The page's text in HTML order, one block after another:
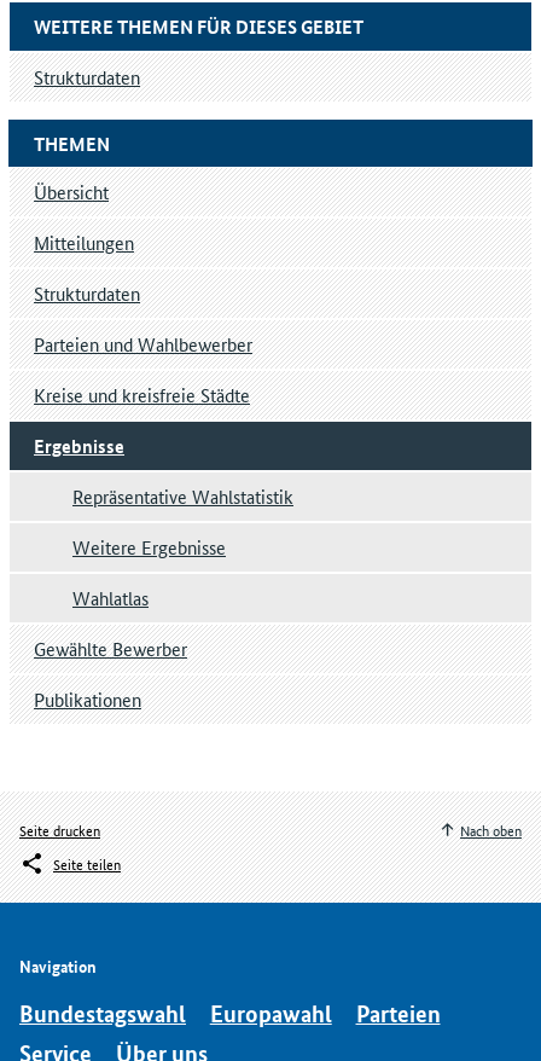
THEMEN
Übersicht
Mitteilungen
Strukturdaten
Parteien und Wahlbewerber
Kreise und kreisfreie Städte
Ergebnisse
Repräsentative Wahlstatistik
Weitere Ergebnisse
Wahlatlas
Gewählte Bewerber
Publikationen
WEITERE THEMEN FÜR DIESES GEBIET
Strukturdaten
Seite drucken
Seite teilen
Nach oben
Navigation
Bundestagswahl Europawahl
Parteien
Service
Über uns